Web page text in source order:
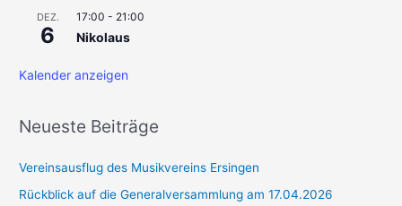
DEZ.
6
17:00 - 21:00
Nikolaus
Kalender anzeigen
Neueste Beiträge
Vereinsausflug des Musikvereins Ersingen
Rückblick auf die Generalversammlung am 17.04.2026